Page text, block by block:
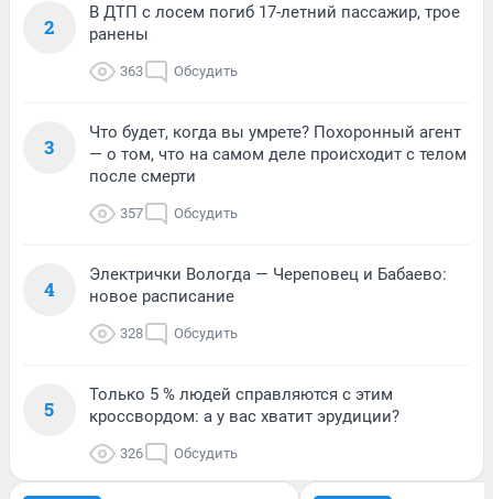
2
В ДТП с лосем погиб 17-летний пассажир, трое
ранены
363 Обсудить
3
Что будет, когда вы умрете? Похоронный агент
— о том, что на самом деле происходит с телом
после смерти
357 Обсудить
4
Электрички Вологда — Череповец и Бабаево:
новое расписание
328 Обсудить
5
Только 5 % людей справляются с этим
кроссвордом: а у вас хватит эрудиции?
326 Обсудить